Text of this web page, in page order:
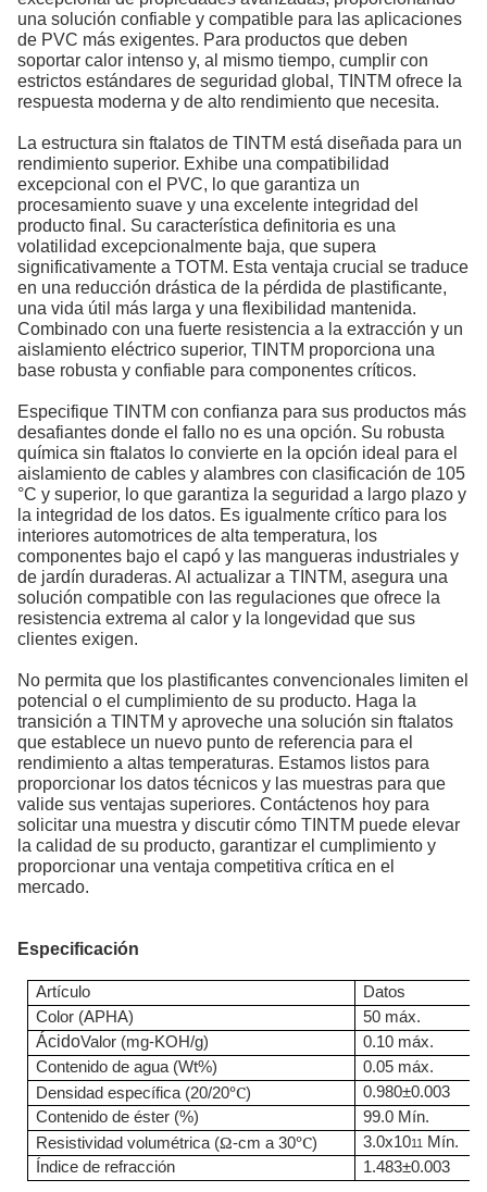
una solución confiable y compatible para las aplicaciones
de PVC más exigentes. Para productos que deben
soportar calor intenso y, al mismo tiempo, cumplir con
estrictos estándares de seguridad global, TINTM ofrece la
respuesta moderna y de alto rendimiento que necesita.
La estructura sin ftalatos de TINTM está diseñada para un
rendimiento superior. Exhibe una compatibilidad
excepcional con el PVC, lo que garantiza un
procesamiento suave y una excelente integridad del
producto final. Su característica definitoria es una
volatilidad excepcionalmente baja, que supera
significativamente a TOTM. Esta ventaja crucial se traduce
en una reducción drástica de la pérdida de plastificante,
una vida útil más larga y una flexibilidad mantenida.
Combinado con una fuerte resistencia a la extracción y un
aislamiento eléctrico superior, TINTM proporciona una
base robusta y confiable para componentes críticos.
Especifique TINTM con confianza para sus productos más
desafiantes donde el fallo no es una opción. Su robusta
química sin ftalatos lo convierte en la opción ideal para el
aislamiento de cables y alambres con clasificación de 105
°C y superior, lo que garantiza la seguridad a largo plazo y
la integridad de los datos. Es igualmente crítico para los
interiores automotrices de alta temperatura, los
componentes bajo el capó y las mangueras industriales y
de jardín duraderas. Al actualizar a TINTM, asegura una
solución compatible con las regulaciones que ofrece la
resistencia extrema al calor y la longevidad que sus
clientes exigen.
No permita que los plastificantes convencionales limiten el
potencial o el cumplimiento de su producto. Haga la
transición a TINTM y aproveche una solución sin ftalatos
que establece un nuevo punto de referencia para el
rendimiento a altas temperaturas. Estamos listos para
proporcionar los datos técnicos y las muestras para que
valide sus ventajas superiores. Contáctenos hoy para
solicitar una muestra y discutir cómo TINTM puede elevar
la calidad de su producto, garantizar el cumplimiento y
proporcionar una ventaja competitiva crítica en el
mercado.
Especificación
Artículo
Datos
Color (APHA)
50 máx.
ÁcidoValor (mg-KOH/g)
0.10 máx.
Contenido de agua (Wt%)
0.05 máx.
Densidad específica (20/20℃)
0.980±0.003
Contenido de éster (%)
99.0 Mín.
Resistividad volumétrica (Ω-cm a 30℃) 3.0x1011 Mín.
Índice de refracción
1.483±0.003